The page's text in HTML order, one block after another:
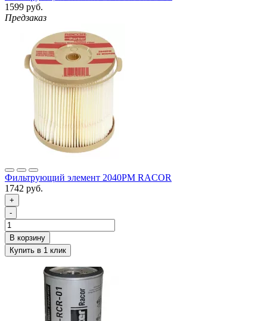
1599 руб.
Предзаказ
Фильтрующий элемент 2040PM RACOR
1742 руб.
+
-